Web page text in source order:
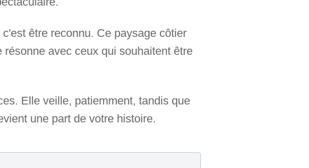
être reconnu. Ce paysage côtier
avec ceux qui souhaitent être
Elle veille, patiemment, tandis que
une part de votre histoire.